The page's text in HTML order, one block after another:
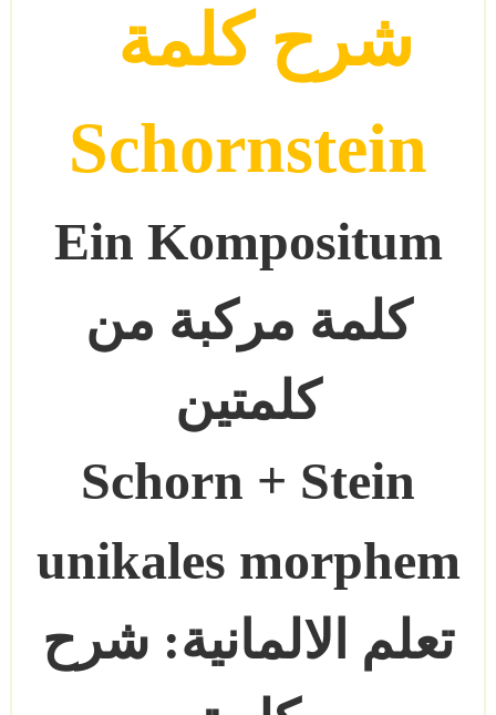
شرح كلمة
Schornstein
Ein Kompositum
كلمة مركبة من
كلمتين
Schorn + Stein
unikales morphem
تعلم الالمانية: شرح